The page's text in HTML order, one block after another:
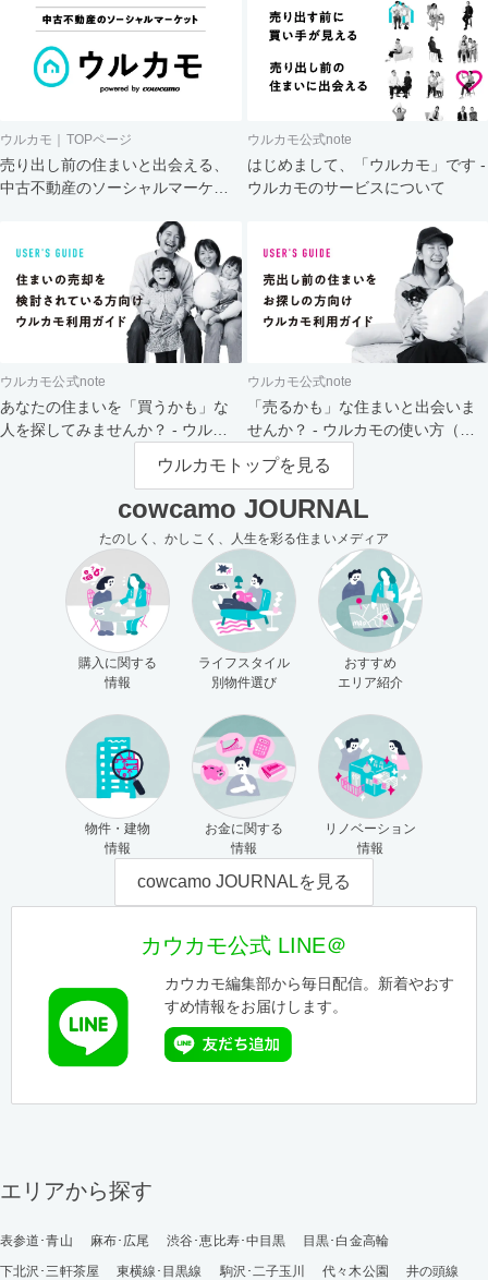
ウルカモ｜TOPページ
売り出し前の住まいと出会える、
中古不動産のソーシャルマーケッ
ウルカモ公式note
はじめまして、「ウルカモ」です -
ウルカモのサービスについて
ウルカモ公式note
あなたの住まいを「買うかも」な
人を探してみませんか？ - ウルカ
ウルカモ公式note
「売るかも」な住まいと出会いま
せんか？ - ウルカモの使い方（買
主さま向け）
ウルカモトップを見る
cowcamo JOURNAL
たのしく、かしこく、人生を彩る住まいメディア
購入に関する
情報
ライフスタイル
別物件選び
おすすめ
エリア紹介
物件・建物
情報
お金に関する
情報
リノベーション
情報
cowcamo JOURNALを見る
カウカモ公式 LINE＠
カウカモ編集部から毎日配信。新着やおす
すめ情報をお届けします。
エリアから探す
表参道･青山 麻布･広尾 渋谷･恵比寿･中目黒
目黒･白金高輪
下北沢･三軒茶屋
東横線･目黒線 駒沢･二子玉川 代々木公園
井の頭線